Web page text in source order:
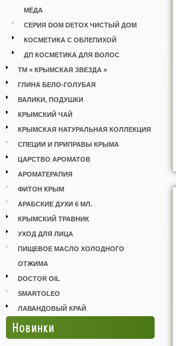
МЁДА
СЕРИЯ DOM DETOX ЧИСТЫЙ ДОМ
КОСМЕТИКА С ОБЛЕПИХОЙ
ДП КОСМЕТИКА ДЛЯ ВОЛОС
ТМ « КРЫМСКАЯ ЗВЕЗДА »
ГЛИНА БЕЛО-ГОЛУБАЯ
ВАЛИКИ, ПОДУШКИ
КРЫМСКИЙ ЧАЙ
КРЫМСКАЯ НАТУРАЛЬНАЯ КОЛЛЕКЦИЯ
СПЕЦИИ И ПРИПРАВЫ КРЫМА
ЦАРСТВО АРОМАТОВ
АРОМАТЕРАПИЯ
ФИТОН КРЫМ
АРАБСКИЕ ДУХИ 6 МЛ.
КРЫМСКИЙ ТРАВНИК
УХОД ДЛЯ ЛИЦА
ПИЩЕВОЕ МАСЛО ХОЛОДНОГО
ОТЖИМА
DOCTOR OIL
SMARTOLEO
ЛАВАНДОВЫЙ КРАЙ
Новинки